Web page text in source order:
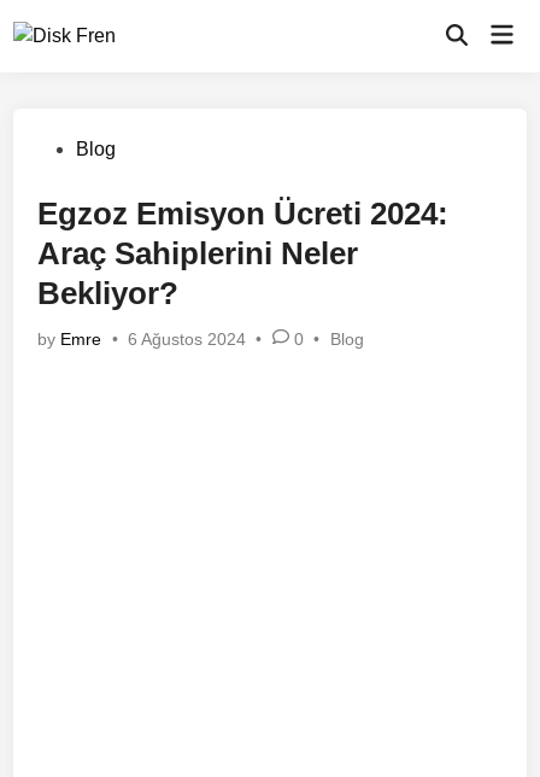
to
PostedBlog
Egzoz Emisyon Ücreti 2024:
Araç Sahiplerini Neler
Bekliyor?
by Emre • 6 Ağustos 2024 • 0 •
Posted
Blog